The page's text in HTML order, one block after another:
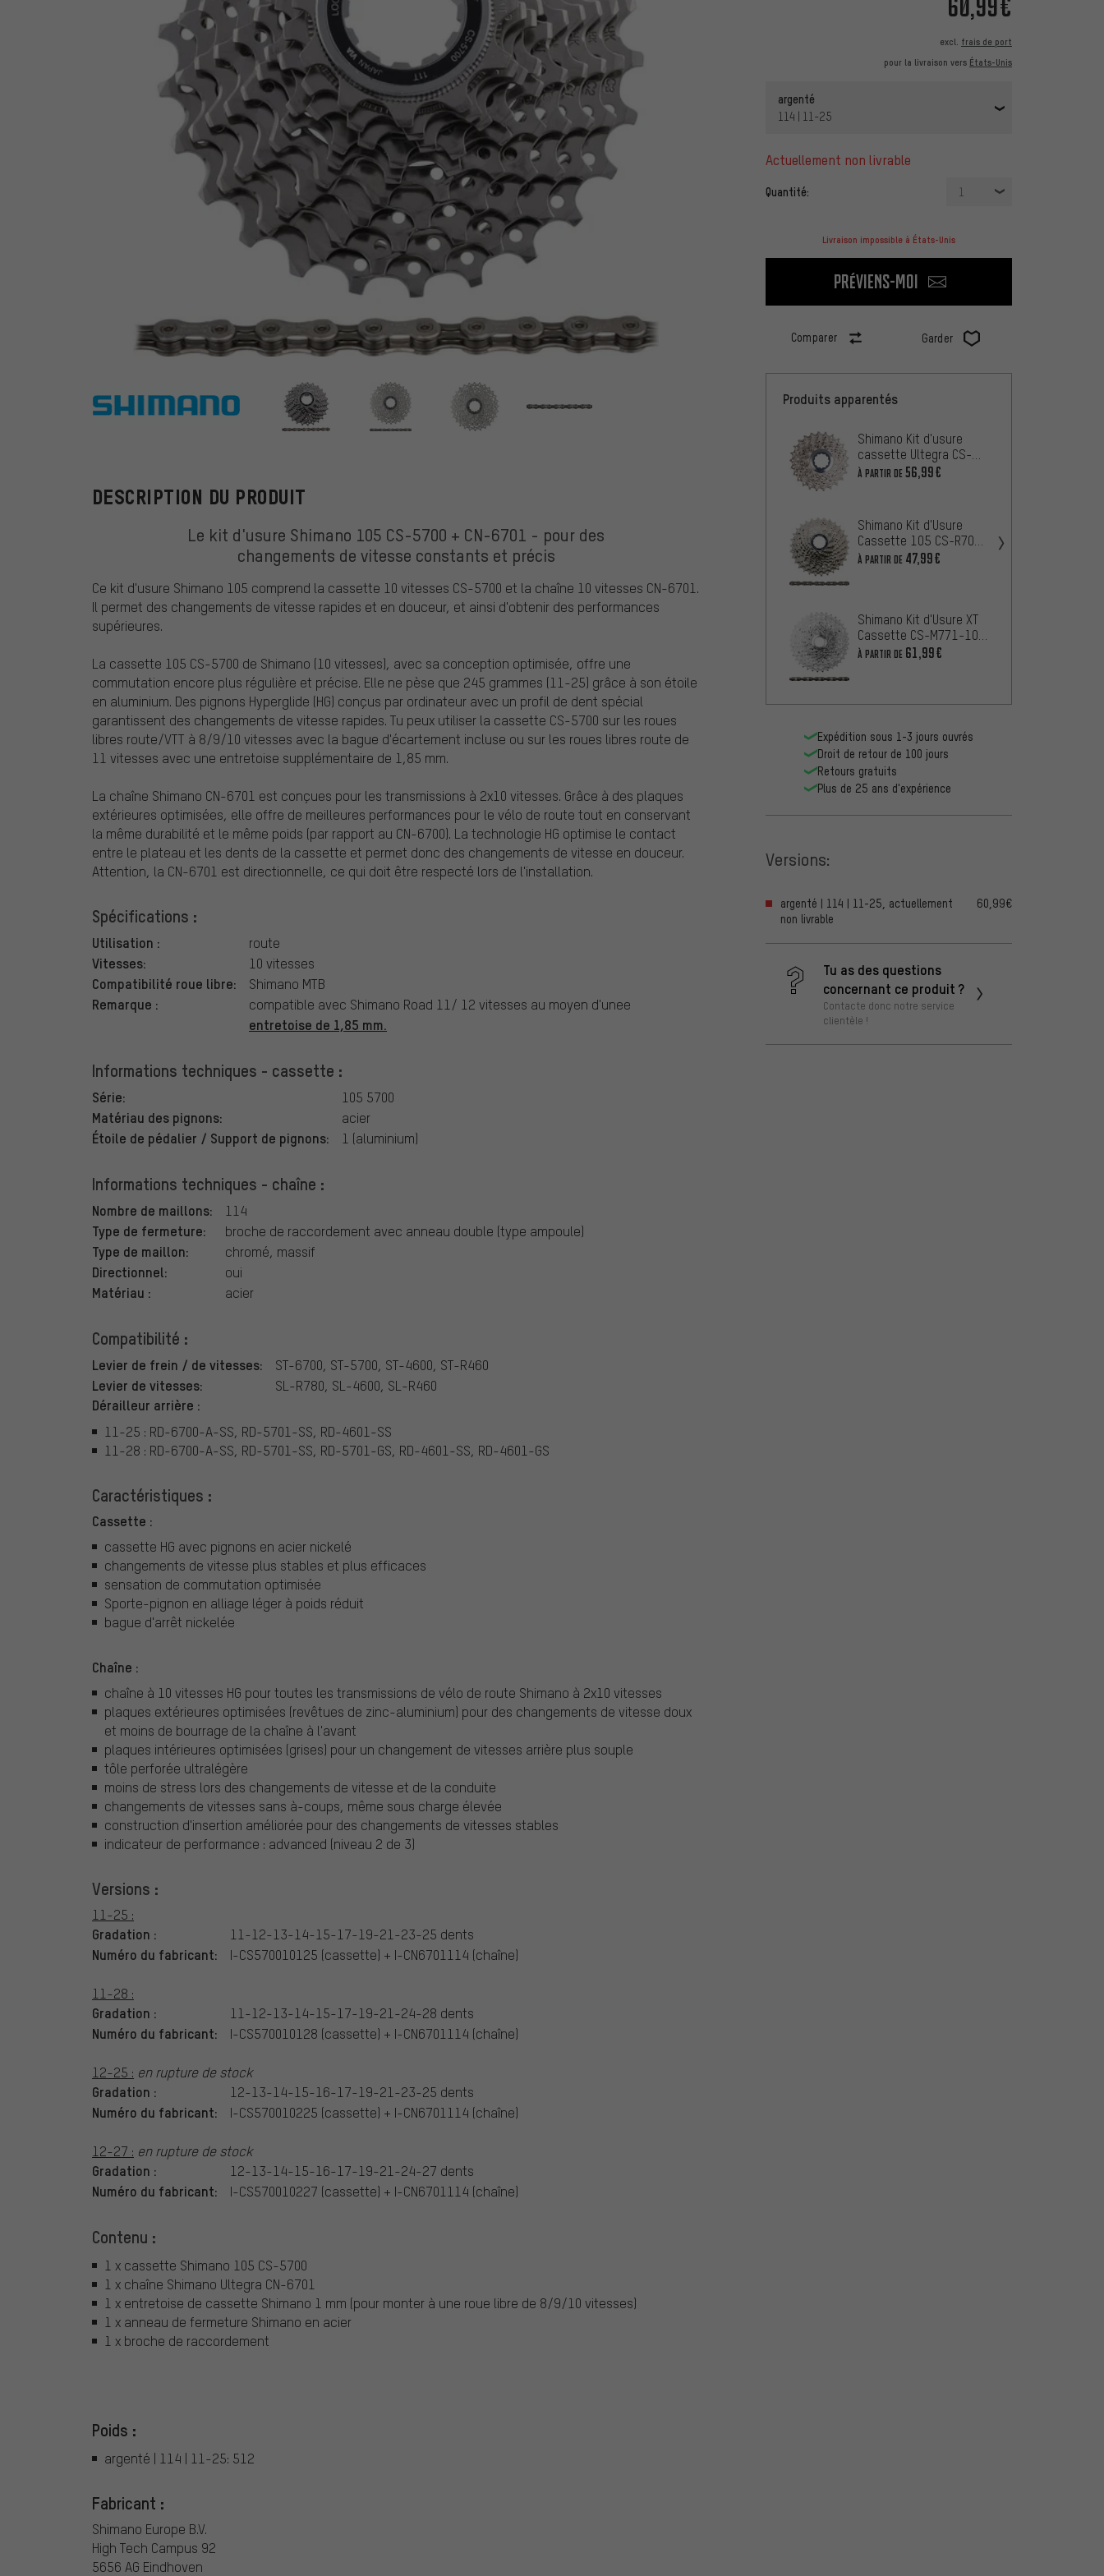
excl. frais de port
pour la livraison vers États-Unis
argenté
114 | 11-25
actuellement non livrable
Quantité: 1
Livraison impossible à États-Unis
Préviens-moi
Comparer Garder
Shimano
DESCRIPTION DU PRODUIT
Le kit d'usure Shimano 105 CS-5700 + CN-6701 - pour des
changements de vitesse constants et précis
Ce kit d'usure Shimano 105 comprend la cassette 10 vitesses CS-5700 et la chaîne 10 vitesses CN-6701.
Il permet des changements de vitesse rapides et en douceur, et ainsi d'obtenir des performances
supérieures.
La cassette 105 CS-5700 de Shimano (10 vitesses), avec sa conception optimisée, offre une
commutation encore plus régulière et précise. Elle ne pèse que 245 grammes (11-25) grâce à son étoile
en aluminium. Des pignons Hyperglide (HG) conçus par ordinateur avec un profil de dent spécial
garantissent des changements de vitesse rapides. Tu peux utiliser la cassette CS-5700 sur les roues
libres route/VTT à 8/9/10 vitesses avec la bague d'écartement incluse ou sur les roues libres route de
11 vitesses avec une entretoise supplémentaire de 1,85 mm.
La chaîne Shimano CN-6701 est conçues pour les transmissions à 2x10 vitesses. Grâce à des plaques
extérieures optimisées, elle offre de meilleures performances pour le vélo de route tout en conservant
la même durabilité et le même poids (par rapport au CN-6700). La technologie HG optimise le contact
entre le plateau et les dents de la cassette et permet donc des changements de vitesse en douceur.
Attention, la CN-6701 est directionnelle, ce qui doit être respecté lors de l'installation.
Spécifications :
Utilisation : route
Vitesses: 10 vitesses
Compatibilité roue libre: Shimano MTB
Remarque : compatible avec Shimano Road 11/ 12 vitesses au moyen d'unee
entretoise de 1,85 mm.
Informations techniques - cassette :
Série: 105 5700
Matériau des pignons: acier
Étoile de pédalier / Support de pignons: 1 (aluminium)
Informations techniques - chaîne :
Nombre de maillons: 114
Type de fermeture: broche de raccordement avec anneau double (type ampoule)
Type de maillon: chromé, massif
Directionnel: oui
Matériau : acier
Compatibilité :
Levier de frein / de vitesses: ST-6700, ST-5700, ST-4600, ST-R460
Levier de vitesses: SL-R780, SL-4600, SL-R460
Dérailleur arrière :
11-25 : RD-6700-A-SS, RD-5701-SS, RD-4601-SS
11-28 : RD-6700-A-SS, RD-5701-SS, RD-5701-GS, RD-4601-SS, RD-4601-GS
Caractéristiques :
Cassette :
cassette HG avec pignons en acier nickelé
changements de vitesse plus stables et plus efficaces
sensation de commutation optimisée
Sporte-pignon en alliage léger à poids réduit
bague d'arrêt nickelée
Chaîne :
chaîne à 10 vitesses HG pour toutes les transmissions de vélo de route Shimano à 2x10 vitesses
plaques extérieures optimisées (revêtues de zinc-aluminium) pour des changements de vitesse doux
et moins de bourrage de la chaîne à l'avant
plaques intérieures optimisées (grises) pour un changement de vitesses arrière plus souple
tôle perforée ultralégère
moins de stress lors des changements de vitesse et de la conduite
changements de vitesses sans à-coups, même sous charge élevée
construction d'insertion améliorée pour des changements de vitesses stables
indicateur de performance : advanced (niveau 2 de 3)
Versions :
11-25 :
Gradation : 11-12-13-14-15-17-19-21-23-25 dents
Numéro du fabricant: I-CS570010125 (cassette) + I-CN6701114 (chaîne)
11-28 :
Gradation : 11-12-13-14-15-17-19-21-24-28 dents
Numéro du fabricant: I-CS570010128 (cassette) + I-CN6701114 (chaîne)
12-25 : en rupture de stock
Gradation : 12-13-14-15-16-17-19-21-23-25 dents
Numéro du fabricant: I-CS570010225 (cassette) + I-CN6701114 (chaîne)
12-27 : en rupture de stock
Gradation : 12-13-14-15-16-17-19-21-24-27 dents
Numéro du fabricant: I-CS570010227 (cassette) + I-CN6701114 (chaîne)
Contenu :
1 x cassette Shimano 105 CS-5700
1 x chaîne Shimano Ultegra CN-6701
1 x entretoise de cassette Shimano 1 mm (pour monter à une roue libre de 8/9/10 vitesses)
1 x anneau de fermeture Shimano en acier
1 x broche de raccordement
Poids :
argenté | 114 | 11-25: 512
Fabricant :
Shimano Europe B.V.
High Tech Campus 92
5656 AG Eindhoven
Produits apparentés
Shimano Kit d'usure
cassette Ultegra CS-
6700 + chaîne CN-6701
À PARTIR DE 56,99€
Shimano Kit d'Usure
Cassette 105 CS-R7000
+ Chaîne CN-HG601 11
À PARTIR DE 47,99€
Shimano Kit d'Usure XT
Cassette CS-M771-10
+ Chaîne CN-HG95 10
À PARTIR DE 61,99€
Expédition sous 1-3 jours ouvrés
Droit de retour de 100 jours
Retours gratuits
Plus de 25 ans d'expérience
Versions:
argenté | 114 | 11-25, actuellement
non livrable
60,99€
Tu as des questions
concernant ce produit ?
Contacte donc notre service
clientèle !